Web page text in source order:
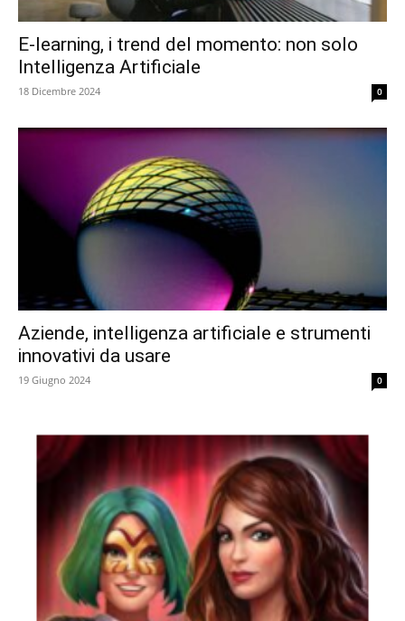
E-learning, i trend del momento: non solo
Intelligenza Artificiale
18 Dicembre 2024 0
Aziende, intelligenza artificiale e strumenti
innovativi da usare
19 Giugno 2024 0